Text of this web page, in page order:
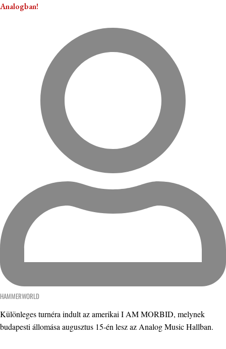
Analogban!
HAMMERWORLD
Különleges turnéra indult az amerikai I AM MORBID, melynek
budapesti állomása augusztus 15-én lesz az Analog Music Hallban.